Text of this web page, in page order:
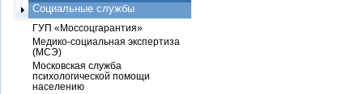
Социальные службы
ГУП «Моссоцгарантия»
Медико-социальная экспертиза
(МСЭ)
Московская служба
психологической помощи
населению